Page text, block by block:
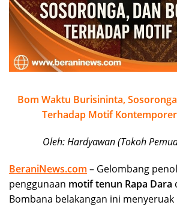
Bom Waktu Burisininta,
Terhadap Motif Kontemporer
Oleh: Hardyawan (Tokoh
BeraniNews.com – Gelombang
penggunaan motif tenun Rapa Dara
Bombana belakangan ini